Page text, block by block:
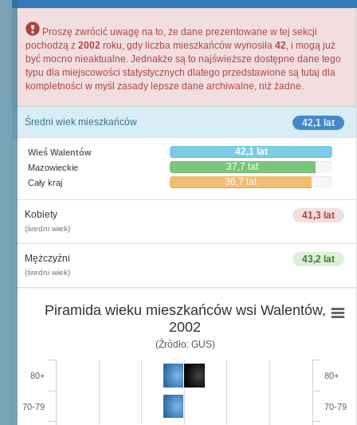
Proszę zwrócić uwagę na to, że dane prezentowane w tej sekcji
pochodzą z 2002 roku, gdy liczba mieszkańców wynosiła 42, i mogą już
być mocno nieaktualne. Jednakże są to najświeższe dostępne dane tego
typu dla miejscowości statystycznych dlatego przedstawione są tutaj dla
kompletności w myśl zasady lepsze dane archiwalne, niż żadne.
42,1 lat
Średni wiek mieszkańców
Wieś Walentów 42,1 lat
Mazowieckie 37,7 lat
Cały kraj 36,7 lat
41,3 lat
Kobiety
(średni wiek)
43,2 lat
Mężczyźni
(średni wiek)
Piramida wieku mieszkańców wsi Walentów,
2002
(Źródło: GUS)
70-79
80+
70-79
80+